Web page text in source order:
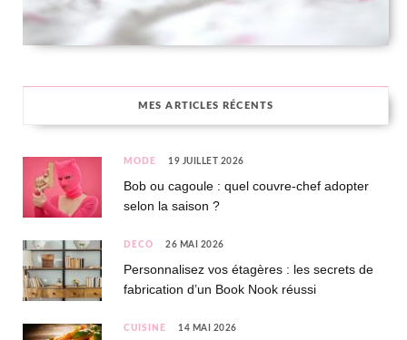
MES ARTICLES RÉCENTS
MODE 19 JUILLET 2026
Bob ou cagoule : quel couvre-chef adopter
selon la saison ?
DÉCO 26 MAI 2026
Personnalisez vos étagères : les secrets de
fabrication d’un Book Nook réussi
CUISINE 14 MAI 2026